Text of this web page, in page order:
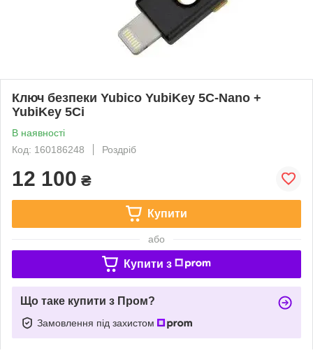
Ключ безпеки Yubico YubiKey 5C‑Nano +
YubiKey 5Ci
В наявності
Код: 160186248
Роздріб
12 100 ₴
Купити
або
Купити з
Що таке купити з Пром?
Замовлення під захистом